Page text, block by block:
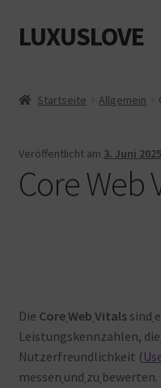
Zur
Navigation
Zum
Inhalt
LUXUSLOVE
Shop
Warenkorb
Startseite Allgemein
Veröffentlicht am 3. Juni 2025
Core Web
Die CoreWeb Vitalssind
Leistungskennzahlen, die
Nutzerfreundlichkeit (
messen und zu bewerten.